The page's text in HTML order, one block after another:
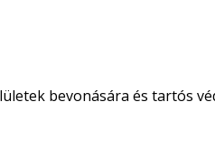
bevonására és tartós